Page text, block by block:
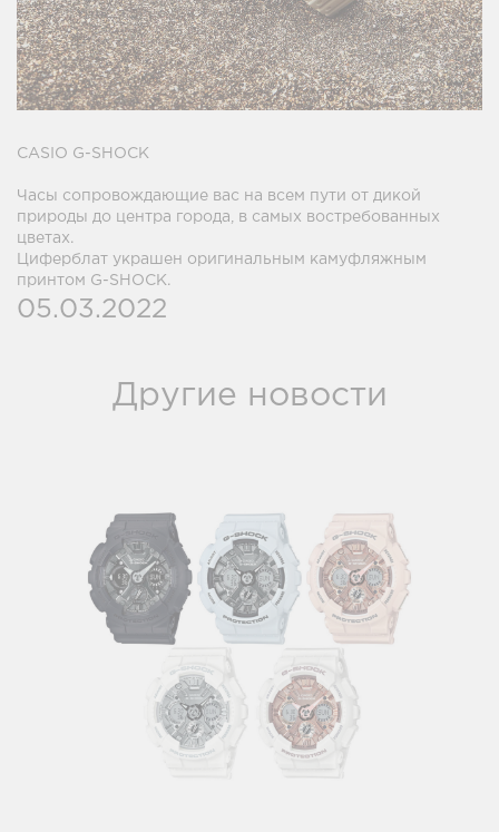
CASIO G-SHOCK
Часы сопровождающие вас на всем пути от дикой
природы до центра города, в самых востребованных
цветах.
Циферблат украшен оригинальным камуфляжным
принтом G-SHOCK.
05.03.2022
Другие новости